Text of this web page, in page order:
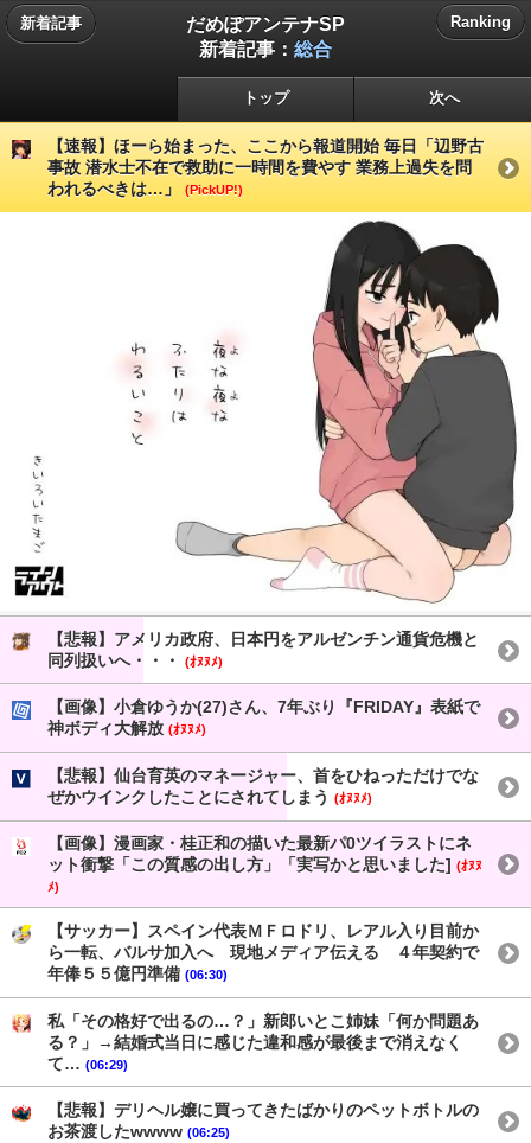
新着記事
だめぽアンテナSP
新着記事： 総合
Ranking
トップ 次へ
【速報】ほーら始まった、ここから報道開始 毎日「辺野古
事故 潜水士不在で救助に一時間を費やす 業務上過失を問
われるべきは…」
(PickUP!)
【悲報】アメリカ政府、日本円をアルゼンチン通貨危機と
同列扱いへ・・・
(ｵﾇﾇﾒ)
【画像】小倉ゆうか(27)さん、7年ぶり『FRIDAY』表紙で
神ボディ大解放 (ｵﾇﾇﾒ)
【悲報】仙台育英のマネージャー、首をひねっただけでな
ぜかウインクしたことにされてしまう (ｵﾇﾇﾒ)
【画像】漫画家・桂正和の描いた最新パ0ツイラストにネ
ット衝撃「この質感の出し方」「実写かと思いました] (ｵﾇﾇ
ﾒ)
【サッカー】スペイン代表ＭＦロドリ、レアル入り目前か
ら一転、バルサ加入へ 現地メディア伝える ４年契約で
年俸５５億円準備 (06:30)
私「その格好で出るの…？」新郎いとこ姉妹「何か問題あ
る？」→結婚式当日に感じた違和感が最後まで消えなく
て… (06:29)
【悲報】デリヘル嬢に買ってきたばかりのペットボトルの
お茶渡したwwww (06:25)